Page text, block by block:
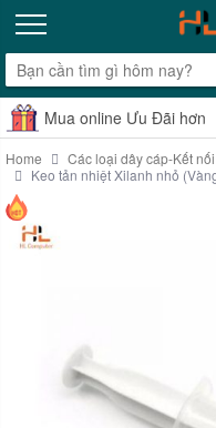
Mua online Ưu Đãi hơn
Home Các loại dây cáp-Kết
Keo tản nhiệt Xilanh nhỏ